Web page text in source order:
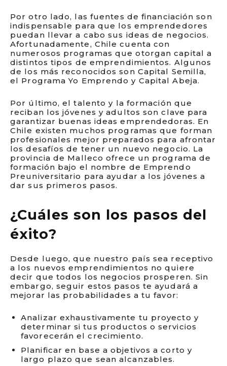
Por otro lado, las fuentes de financiación son
indispensable para que los emprendedores
puedan llevar a cabo sus ideas de negocios.
Afortunadamente, Chile cuenta con
numerosos programas que otorgan capital a
distintos tipos de emprendimientos. Algunos
de los más reconocidos son Capital Semilla,
el Programa Yo Emprendo y Capital Abeja.
Por último, el talento y la formación que
reciban los jóvenes y adultos son clave para
garantizar buenas ideas emprendedoras. En
Chile existen muchos programas que forman
profesionales mejor preparados para afrontar
los desafíos de tener un nuevo negocio. La
provincia de Malleco ofrece un programa de
formación bajo el nombre de Emprendo
Preuniversitario para ayudar a los jóvenes a
dar sus primeros pasos.
¿Cuáles son los pasos del
éxito?
Desde luego, que nuestro país sea receptivo
a los nuevos emprendimientos no quiere
decir que todos los negocios prosperen. Sin
embargo, seguir estos pasos te ayudará a
mejorar las probabilidades a tu favor:
Analizar exhaustivamente tu proyecto y
determinar si tus productos o servicios
favorecerán el crecimiento.
Planificar en base a objetivos a corto y
largo plazo que sean alcanzables.